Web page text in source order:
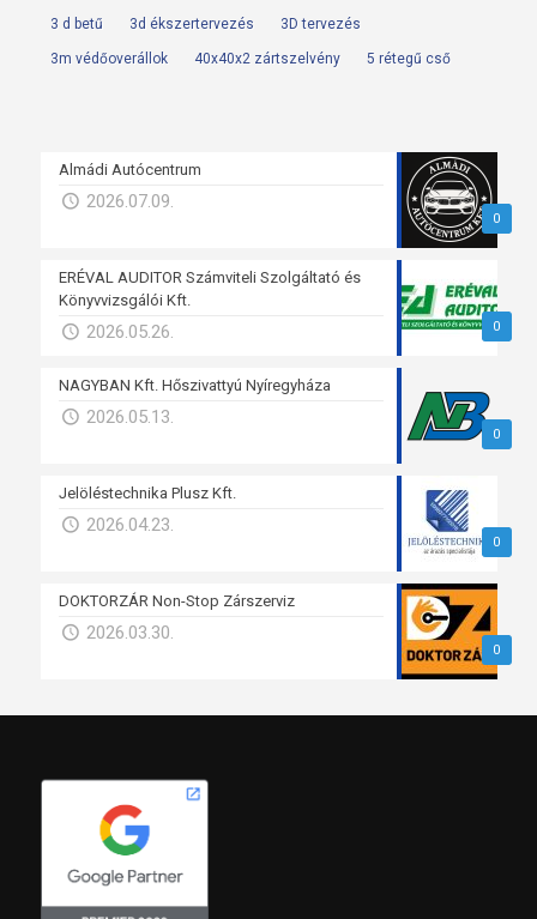
3 d betű 3d ékszertervezés 3D tervezés
3m védőoverállok 40x40x2 zártszelvény 5 rétegű cső
0
Almádi Autócentrum
2026.07.09.
0
ERÉVAL AUDITOR Számviteli Szolgáltató és
Könyvvizsgálói Kft.
2026.05.26.
0
NAGYBAN Kft. Hőszivattyú Nyíregyháza
2026.05.13.
0
Jelöléstechnika Plusz Kft.
2026.04.23.
0
DOKTORZÁR Non-Stop Zárszerviz
2026.03.30.